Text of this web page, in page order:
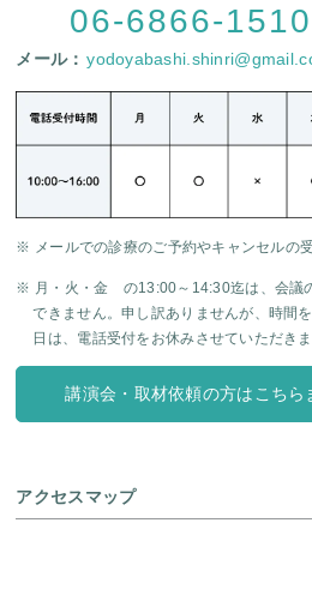
06-6866-1510
メール：
※ メールでの診療のご予約やキャンセルの
※ 月・火・金 の13:00～14:30迄は、会議
できません。申し訳ありませんが、時間
日は、電話受付をお休みさせていただきま
講演会・取材依頼の方はこちら
アクセスマップ